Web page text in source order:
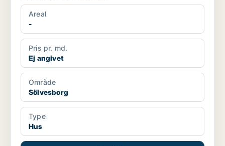
Areal
-
Pris pr. md.
Ej angivet
Område
Sölvesborg
Type
Hus